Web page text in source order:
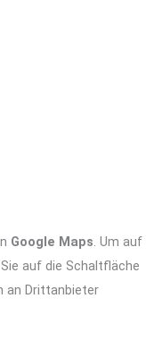
Google Maps. Um auf
auf die Schaltfläche
an Drittanbieter